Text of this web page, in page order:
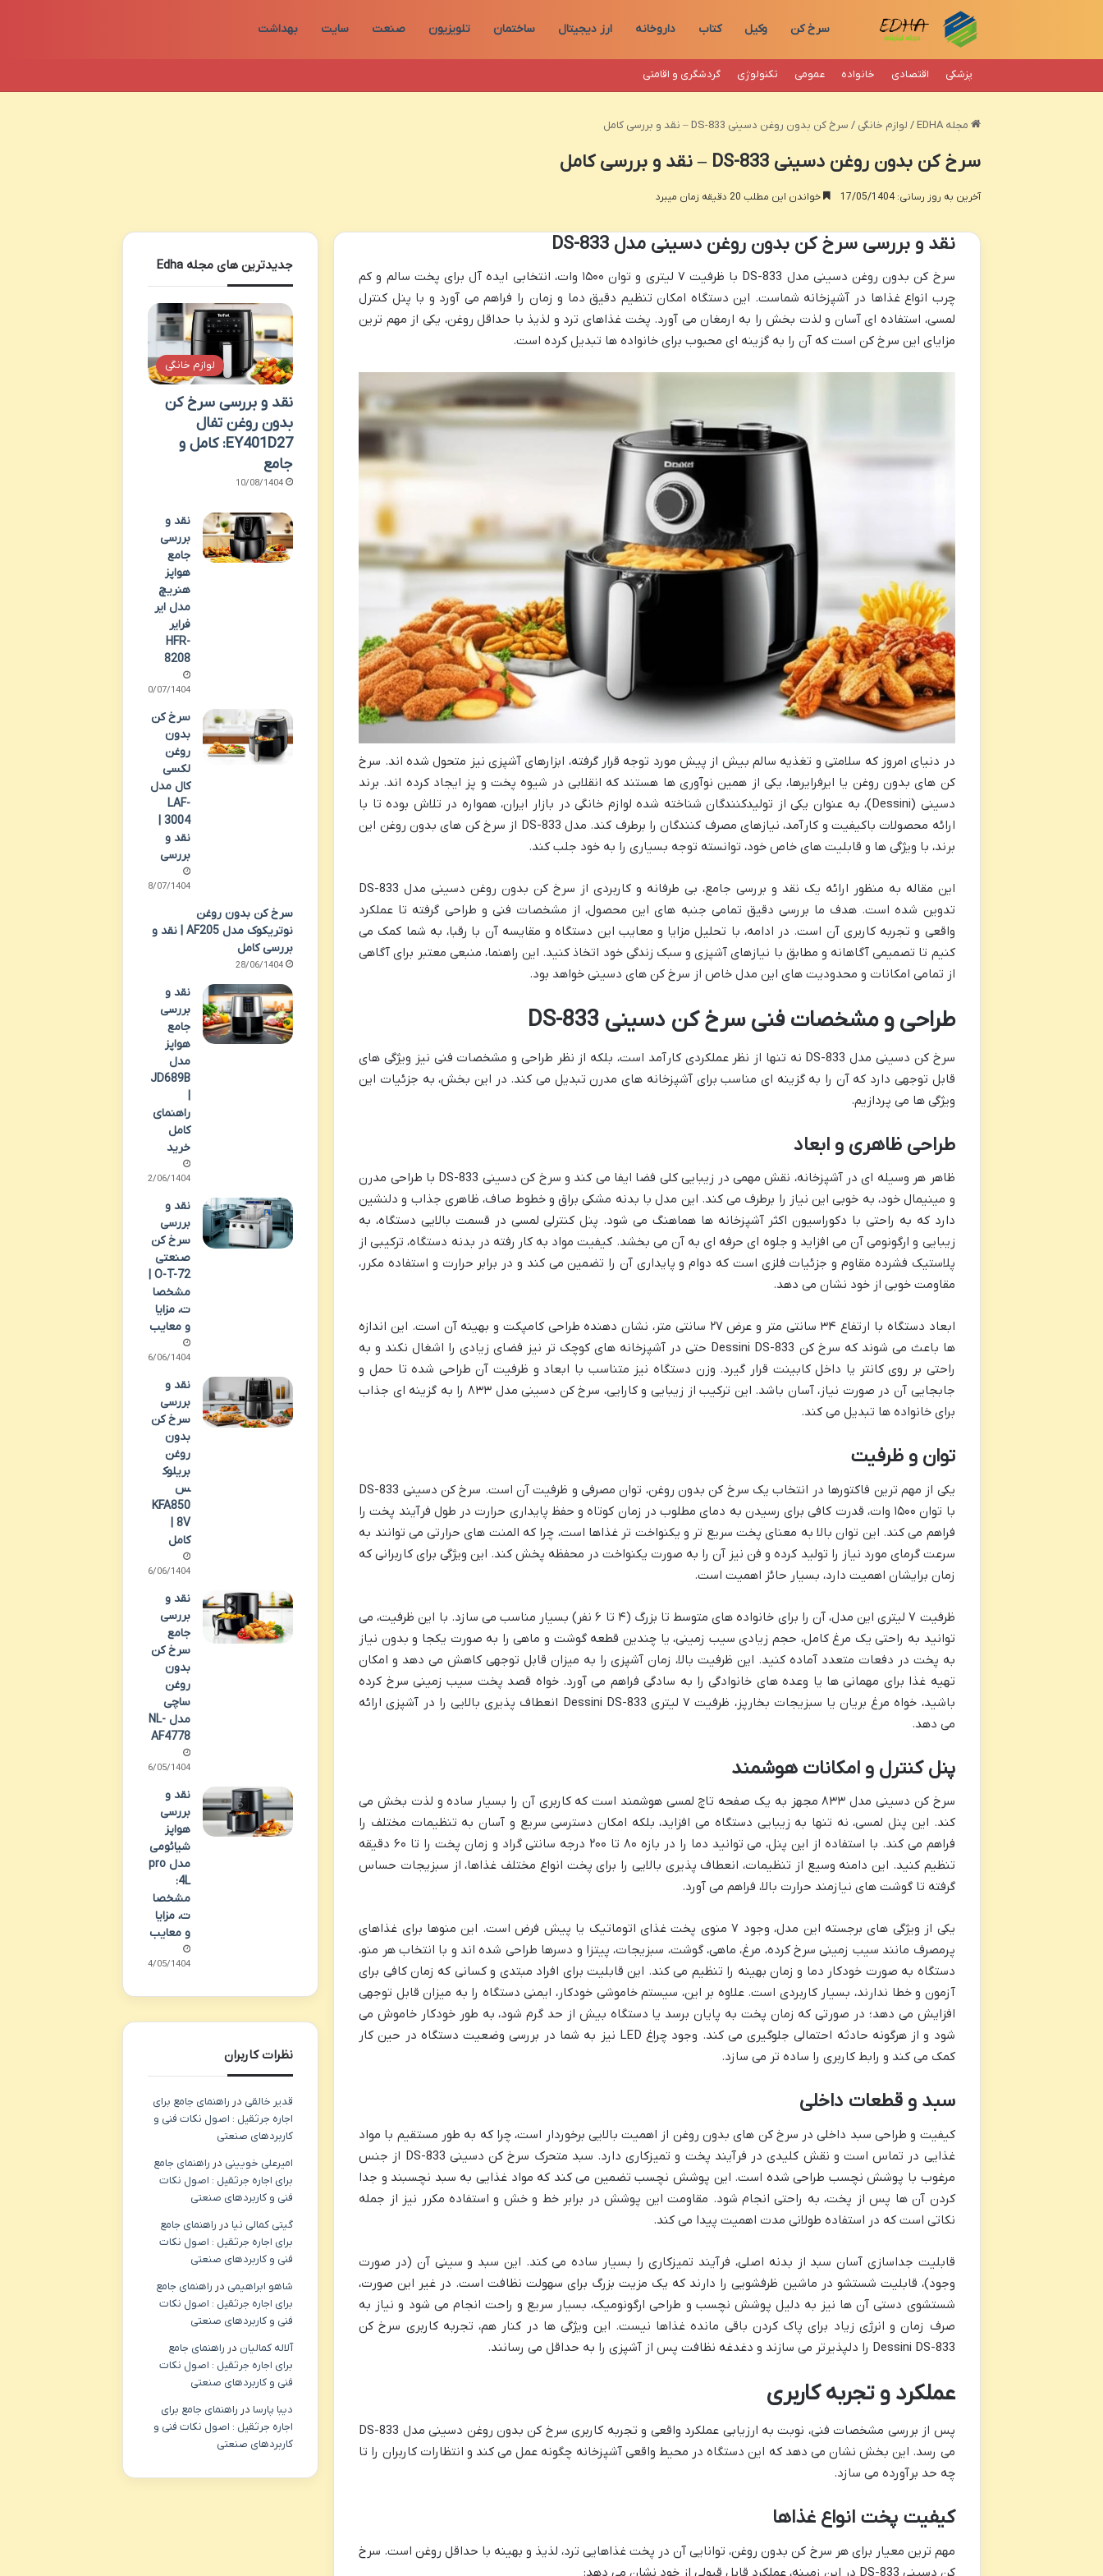
سرخ کن وکیل کتاب داروخانه ارز دیجیتال ساختمان تلویزیون صنعت سایت بهداشت
پزشکی اقتصادی خانواده عمومی تکنولوژی گردشگری و اقامتی
مجله EDHA / لوازم خانگی / سرخ کن بدون روغن دسینی DS-833 – نقد و بررسی کامل
سرخ کن بدون روغن دسینی DS-833 – نقد و بررسی کامل
آخرین به روز رسانی: 17/05/1404 خواندن این مطلب 20 دقیقه زمان میبرد
نقد و بررسی سرخ کن بدون روغن دسینی مدل DS-833
سرخ کن بدون روغن دسینی مدل DS-833 با ظرفیت ۷ لیتری و توان ۱۵۰۰ وات، انتخابی ایده آل برای پخت سالم و کم
چرب انواع غذاها در آشپزخانه شماست. این دستگاه امکان تنظیم دقیق دما و زمان را فراهم می آورد و با پنل کنترل
لمسی، استفاده ای آسان و لذت بخش را به ارمغان می آورد. پخت غذاهای ترد و لذیذ با حداقل روغن، یکی از مهم ترین
مزایای این سرخ کن است که آن را به گزینه ای محبوب برای خانواده ها تبدیل کرده است.
در دنیای امروز که سلامتی و تغذیه سالم بیش از پیش مورد توجه قرار گرفته، ابزارهای آشپزی نیز متحول شده اند. سرخ
کن های بدون روغن یا ایرفرایرها، یکی از همین نوآوری ها هستند که انقلابی در شیوه پخت و پز ایجاد کرده اند. برند
دسینی (Dessini)، به عنوان یکی از تولیدکنندگان شناخته شده لوازم خانگی در بازار ایران، همواره در تلاش بوده تا با
ارائه محصولات باکیفیت و کارآمد، نیازهای مصرف کنندگان را برطرف کند. مدل DS-833 از سرخ کن های بدون روغن این
برند، با ویژگی ها و قابلیت های خاص خود، توانسته توجه بسیاری را به خود جلب کند.
این مقاله به منظور ارائه یک نقد و بررسی جامع، بی طرفانه و کاربردی از سرخ کن بدون روغن دسینی مدل DS-833
تدوین شده است. هدف ما بررسی دقیق تمامی جنبه های این محصول، از مشخصات فنی و طراحی گرفته تا عملکرد
واقعی و تجربه کاربری آن است. در ادامه، با تحلیل مزایا و معایب این دستگاه و مقایسه آن با رقبا، به شما کمک می
کنیم تا تصمیمی آگاهانه و مطابق با نیازهای آشپزی و سبک زندگی خود اتخاذ کنید. این راهنما، منبعی معتبر برای آگاهی
از تمامی امکانات و محدودیت های این مدل خاص از سرخ کن های دسینی خواهد بود.
طراحی و مشخصات فنی سرخ کن دسینی DS-833
سرخ کن دسینی مدل DS-833 نه تنها از نظر عملکردی کارآمد است، بلکه از نظر طراحی و مشخصات فنی نیز ویژگی های
قابل توجهی دارد که آن را به گزینه ای مناسب برای آشپزخانه های مدرن تبدیل می کند. در این بخش، به جزئیات این
ویژگی ها می پردازیم.
طراحی ظاهری و ابعاد
ظاهر هر وسیله ای در آشپزخانه، نقش مهمی در زیبایی کلی فضا ایفا می کند و سرخ کن دسینی DS-833 با طراحی مدرن
و مینیمال خود، به خوبی این نیاز را برطرف می کند. این مدل با بدنه مشکی براق و خطوط صاف، ظاهری جذاب و دلنشین
دارد که به راحتی با دکوراسیون اکثر آشپزخانه ها هماهنگ می شود. پنل کنترلی لمسی در قسمت بالایی دستگاه، به
زیبایی و ارگونومی آن می افزاید و جلوه ای حرفه ای به آن می بخشد. کیفیت مواد به کار رفته در بدنه دستگاه، ترکیبی از
پلاستیک فشرده مقاوم و جزئیات فلزی است که دوام و پایداری آن را تضمین می کند و در برابر حرارت و استفاده مکرر،
مقاومت خوبی از خود نشان می دهد.
ابعاد دستگاه با ارتفاع ۳۴ سانتی متر و عرض ۲۷ سانتی متر، نشان دهنده طراحی کامپکت و بهینه آن است. این اندازه
ها باعث می شوند که سرخ کن Dessini DS-833 حتی در آشپزخانه های کوچک تر نیز فضای زیادی را اشغال نکند و به
راحتی بر روی کانتر یا داخل کابینت قرار گیرد. وزن دستگاه نیز متناسب با ابعاد و ظرفیت آن طراحی شده تا حمل و
جابجایی آن در صورت نیاز، آسان باشد. این ترکیب از زیبایی و کارایی، سرخ کن دسینی مدل ۸۳۳ را به گزینه ای جذاب
برای خانواده ها تبدیل می کند.
توان و ظرفیت
یکی از مهم ترین فاکتورها در انتخاب یک سرخ کن بدون روغن، توان مصرفی و ظرفیت آن است. سرخ کن دسینی DS-833
با توان ۱۵۰۰ وات، قدرت کافی برای رسیدن به دمای مطلوب در زمان کوتاه و حفظ پایداری حرارت در طول فرآیند پخت را
فراهم می کند. این توان بالا به معنای پخت سریع تر و یکنواخت تر غذاها است، چرا که المنت های حرارتی می توانند به
سرعت گرمای مورد نیاز را تولید کرده و فن نیز آن را به صورت یکنواخت در محفظه پخش کند. این ویژگی برای کاربرانی که
زمان برایشان اهمیت دارد، بسیار حائز اهمیت است.
ظرفیت ۷ لیتری این مدل، آن را برای خانواده های متوسط تا بزرگ (۴ تا ۶ نفر) بسیار مناسب می سازد. با این ظرفیت، می
توانید به راحتی یک مرغ کامل، حجم زیادی سیب زمینی، یا چندین قطعه گوشت و ماهی را به صورت یکجا و بدون نیاز
به پخت در دفعات متعدد آماده کنید. این ظرفیت بالا، زمان آشپزی را به میزان قابل توجهی کاهش می دهد و امکان
تهیه غذا برای مهمانی ها یا وعده های خانوادگی را به سادگی فراهم می آورد. خواه قصد پخت سیب زمینی سرخ کرده
باشید، خواه مرغ بریان یا سبزیجات بخارپز، ظرفیت ۷ لیتری Dessini DS-833 انعطاف پذیری بالایی را در آشپزی ارائه
می دهد.
پنل کنترل و امکانات هوشمند
سرخ کن دسینی مدل ۸۳۳ مجهز به یک صفحه تاچ لمسی هوشمند است که کاربری آن را بسیار ساده و لذت بخش می
کند. این پنل لمسی، نه تنها به زیبایی دستگاه می افزاید، بلکه امکان دسترسی سریع و آسان به تنظیمات مختلف را
فراهم می کند. با استفاده از این پنل، می توانید دما را در بازه ۸۰ تا ۲۰۰ درجه سانتی گراد و زمان پخت را تا ۶۰ دقیقه
تنظیم کنید. این دامنه وسیع از تنظیمات، انعطاف پذیری بالایی را برای پخت انواع مختلف غذاها، از سبزیجات حساس
گرفته تا گوشت های نیازمند حرارت بالا، فراهم می آورد.
یکی از ویژگی های برجسته این مدل، وجود ۷ منوی پخت غذای اتوماتیک یا پیش فرض است. این منوها برای غذاهای
پرمصرف مانند سیب زمینی سرخ کرده، مرغ، ماهی، گوشت، سبزیجات، پیتزا و دسرها طراحی شده اند و با انتخاب هر منو،
دستگاه به صورت خودکار دما و زمان بهینه را تنظیم می کند. این قابلیت برای افراد مبتدی و کسانی که زمان کافی برای
آزمون و خطا ندارند، بسیار کاربردی است. علاوه بر این، سیستم خاموشی خودکار، ایمنی دستگاه را به میزان قابل توجهی
افزایش می دهد؛ در صورتی که زمان پخت به پایان برسد یا دستگاه بیش از حد گرم شود، به طور خودکار خاموش می
شود و از هرگونه حادثه احتمالی جلوگیری می کند. وجود چراغ LED نیز به شما در بررسی وضعیت دستگاه در حین کار
کمک می کند و رابط کاربری را ساده تر می سازد.
سبد و قطعات داخلی
کیفیت و طراحی سبد داخلی در سرخ کن های بدون روغن از اهمیت بالایی برخوردار است، چرا که به طور مستقیم با مواد
غذایی در تماس است و نقش کلیدی در فرآیند پخت و تمیزکاری دارد. سبد متحرک سرخ کن دسینی DS-833 از جنس
مرغوب با پوشش نچسب طراحی شده است. این پوشش نچسب تضمین می کند که مواد غذایی به سبد نچسبند و جدا
کردن آن ها پس از پخت، به راحتی انجام شود. مقاومت این پوشش در برابر خط و خش و استفاده مکرر نیز از جمله
نکاتی است که در استفاده طولانی مدت اهمیت پیدا می کند.
قابلیت جداسازی آسان سبد از بدنه اصلی، فرآیند تمیزکاری را بسیار ساده می کند. این سبد و سینی آن (در صورت
وجود)، قابلیت شستشو در ماشین ظرفشویی را دارند که یک مزیت بزرگ برای سهولت نظافت است. در غیر این صورت،
شستشوی دستی آن ها نیز به دلیل پوشش نچسب و طراحی ارگونومیک، بسیار سریع و راحت انجام می شود و نیاز به
صرف زمان و انرژی زیاد برای پاک کردن باقی مانده غذاها نیست. این ویژگی ها در کنار هم، تجربه کاربری سرخ کن
Dessini DS-833 را دلپذیرتر می سازند و دغدغه نظافت پس از آشپزی را به حداقل می رسانند.
عملکرد و تجربه کاربری
پس از بررسی مشخصات فنی، نوبت به ارزیابی عملکرد واقعی و تجربه کاربری سرخ کن بدون روغن دسینی مدل DS-833
می رسد. این بخش نشان می دهد که این دستگاه در محیط واقعی آشپزخانه چگونه عمل می کند و انتظارات کاربران را تا
چه حد برآورده می سازد.
کیفیت پخت انواع غذاها
مهم ترین معیار برای هر سرخ کن بدون روغن، توانایی آن در پخت غذاهایی ترد، لذیذ و بهینه با حداقل روغن است. سرخ
کن دسینی DS-833 در این زمینه، عملکرد قابل قبولی از خود نشان می دهد:
جدیدترین های مجله Edha
لوازم خانگی
نقد و بررسی سرخ کن
بدون روغن تفال
EY401D27: کامل و
جامع
10/08/1404
نقد و
بررسی
جامع
هواپز
هنریچ
مدل ایر
فرایر
HFR-
8208
30/07/1404
سرخ کن
بدون
روغن
لکسی
کال مدل
LAF-
3004 |
نقد و
بررسی
28/07/1404
سرخ کن بدون روغن
نوتریکوک مدل AF205 | نقد و
بررسی کامل
28/06/1404
نقد و
بررسی
جامع
هواپز
مدل
JD689B
|
راهنمای
کامل
خرید
22/06/1404
نقد و
بررسی
سرخ کن
صنعتی
O-T-72 |
مشخصا
ت، مزایا
و معایب
16/06/1404
نقد و
بررسی
سرخ کن
بدون
روغن
بریلوک
س
KFA850
8V |
کامل
06/06/1404
نقد و
بررسی
جامع
سرخ کن
بدون
روغن
ساچی
مدل NL-
AF4778
26/05/1404
نقد و
بررسی
هواپز
شیائومی
مدل pro
4L:
مشخصا
ت، مزایا
و معایب
24/05/1404
نظرات کاربران
قدیر خالقی در راهنمای جامع برای
اجاره جرثقیل : اصول نکات فنی و
کاربردهای صنعتی
امیرعلی خویینی در راهنمای جامع
برای اجاره جرثقیل : اصول نکات
فنی و کاربردهای صنعتی
گیتی کمالی نیا در راهنمای جامع
برای اجاره جرثقیل : اصول نکات
فنی و کاربردهای صنعتی
شاهو ابراهیمی در راهنمای جامع
برای اجاره جرثقیل : اصول نکات
فنی و کاربردهای صنعتی
آلاله کمالیان در راهنمای جامع
برای اجاره جرثقیل : اصول نکات
فنی و کاربردهای صنعتی
دیبا پارسا در راهنمای جامع برای
اجاره جرثقیل : اصول نکات فنی و
کاربردهای صنعتی